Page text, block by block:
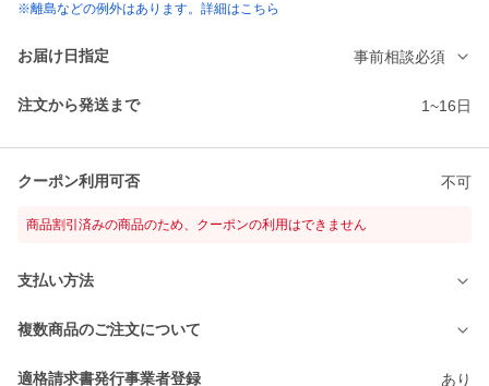
※離島などの例外はあります。詳細はこちら
お届け日指定 事前相談必須
注文から発送まで 1~16日
クーポン利用可否 不可
商品割引済みの商品のため、クーポンの利用はできません
支払い方法
複数商品のご注文について
適格請求書発行事業者登録 あり